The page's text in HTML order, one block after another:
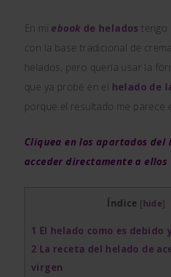
En mi ebook de helados tengo
con la base tradicional de
helados, pero quería usar la
que ya probé en el helado de
porque el resultado me parece
Cliquea en los apartados del
acceder directamente a ellos
Índice [hide]
1 El helado como es debido
2 La receta del helado de
virgen